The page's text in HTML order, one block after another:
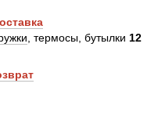
, термосы, бутылки 12